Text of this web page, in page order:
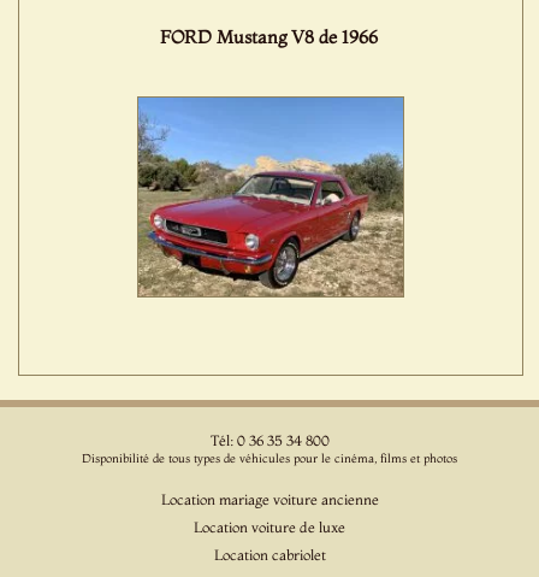
FORD Mustang V8 de 1966
Tél: 0 36 35 34 800
Disponibilité de tous types de véhicules pour le cinéma, films et photos
Location mariage voiture ancienne
Location voiture de luxe
Location cabriolet